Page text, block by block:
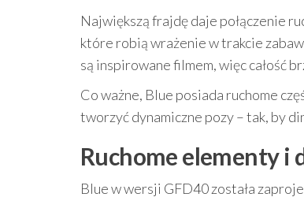
Największą frajdę daje połączenie
które robią wrażenie w trakcie
są inspirowane filmem, więc całość
Co ważne, Blue posiada ruchome
tworzyć dynamiczne pozy – tak, by
Ruchome elementy i
Blue w wersji GFD40 została